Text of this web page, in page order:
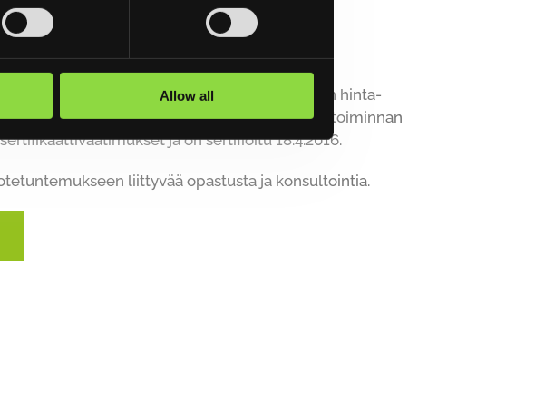
Allow all
kannalta sujuvia ja kannattavia.
keräyspisteistä ja markkinoiden mukaisen hinta-
ympäristön pilaantumisen ehkäiseminen, toiminnan
ja on sertifioitu 18.4.2016.
liittyvää opastusta ja konsultointia.